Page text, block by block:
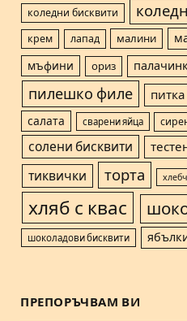
коледни бисквити
крем лапад малини
мъфини ориз
пилешко филе питка
салата сварени яйца
солени бисквити
тиквички торта
хляб с квас
шоколадови бисквити
ПРЕПОРЪЧВАМ ВИ